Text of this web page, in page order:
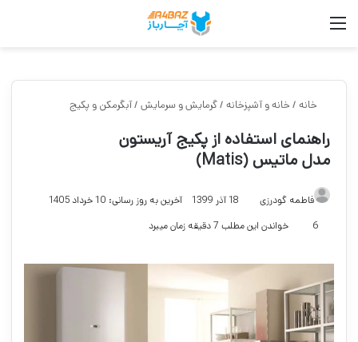
منو
خانه / خانه و آشپزخانه /گرمایش و سرمایش /آبگرمکن و پکیج
راهنمای استفاده از پکیج آریستون
مدل ماتیس (Matis)
فاطمه گودرزی 18 آذر 1399
آخرین به روز رسانی: 10 خرداد 1405
6
خواندن این مطلب 7 دقیقه زمان میبرد